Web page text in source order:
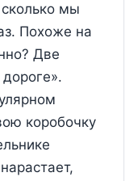
мы
Похоже на
Две
коробочку